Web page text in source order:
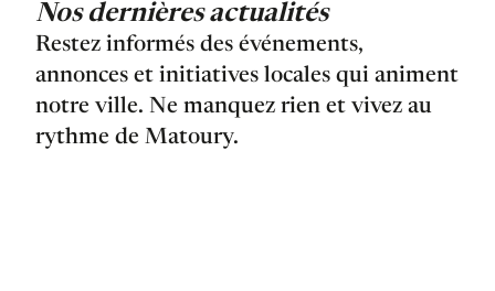
Nos dernières actualités
Restez informés des événements,
annonces et initiatives locales qui animent
notre ville. Ne manquez rien et vivez au
rythme de Matoury.